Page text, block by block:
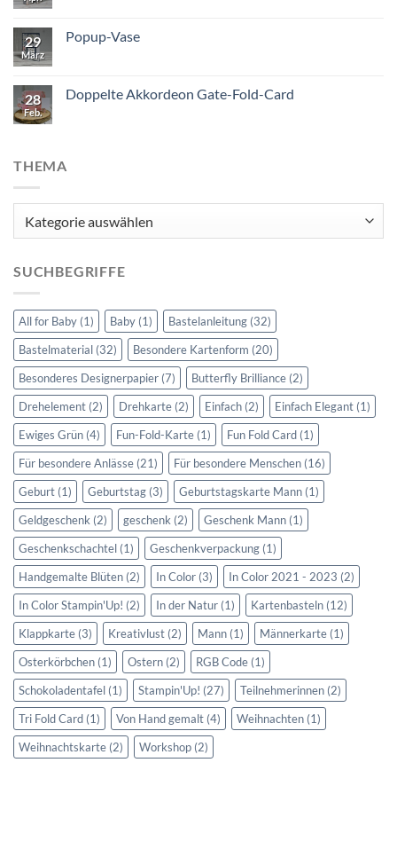
29
März
Popup-Vase
28
Feb.
Doppelte Akkordeon Gate-Fold-Card
THEMA
SUCHBEGRIFFE
All for Baby (1) Baby (1) Bastelanleitung (32)
Bastelmaterial (32) Besondere Kartenform (20)
Besonderes Designerpapier (7) Butterfly Brilliance (2)
Drehelement (2) Drehkarte (2) Einfach (2) Einfach Elegant (1)
Ewiges Grün (4) Fun-Fold-Karte (1) Fun Fold Card (1)
Für besondere Anlässe (21) Für besondere Menschen (16)
Geburt (1) Geburtstag (3) Geburtstagskarte Mann (1)
Geldgeschenk (2) geschenk (2) Geschenk Mann (1)
Geschenkschachtel (1) Geschenkverpackung (1)
Handgemalte Blüten (2) In Color (3) In Color 2021 - 2023 (2)
In Color Stampin'Up! (2) In der Natur (1) Kartenbasteln (12)
Klappkarte (3) Kreativlust (2) Mann (1) Männerkarte (1)
Osterkörbchen (1) Ostern (2) RGB Code (1)
Schokoladentafel (1) Stampin'Up! (27) Teilnehmerinnen (2)
Tri Fold Card (1) Von Hand gemalt (4) Weihnachten (1)
Weihnachtskarte (2) Workshop (2)